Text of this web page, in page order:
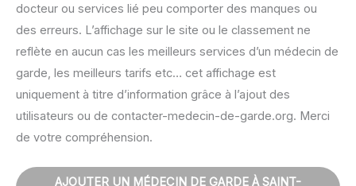
docteur ou services lié peu comporter des manques ou
des erreurs. L’affichage sur le site ou le classement ne
reflète en aucun cas les meilleurs services d’un médecin de
garde, les meilleurs tarifs etc… cet affichage est
uniquement à titre d’information grâce à l’ajout des
utilisateurs ou de contacter-medecin-de-garde.org. Merci
de votre compréhension.
AJOUTER UN MÉDECIN DE GARDE À SAINT-